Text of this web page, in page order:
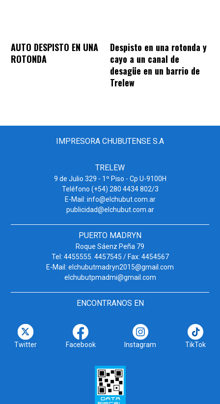
AUTO DESPISTO EN UNA
ROTONDA
Despisto en una rotonda y
cayo a un canal de
desagüe en un barrio de
Trelew
IMPRESORA CHUBUTENSE S.A
TRELEW
9 de Julio 329 - 1º Piso - Cp U-9100H
Teléfono (+54) 280 4434 802/3
E-Mail: info@elchubut.com.ar
publicidad@elchubut.com.ar
PUERTO MADRYN
Roque Sáenz Peña 79
Tel: 4455555. 4457545 / Fax: 4454567
E-Mail: elchubutmadryn2015@gmail.com
elchubutpmadmi@gmail.com
ENCONTRANOS EN
Twitter Facebook Instagram TikTok